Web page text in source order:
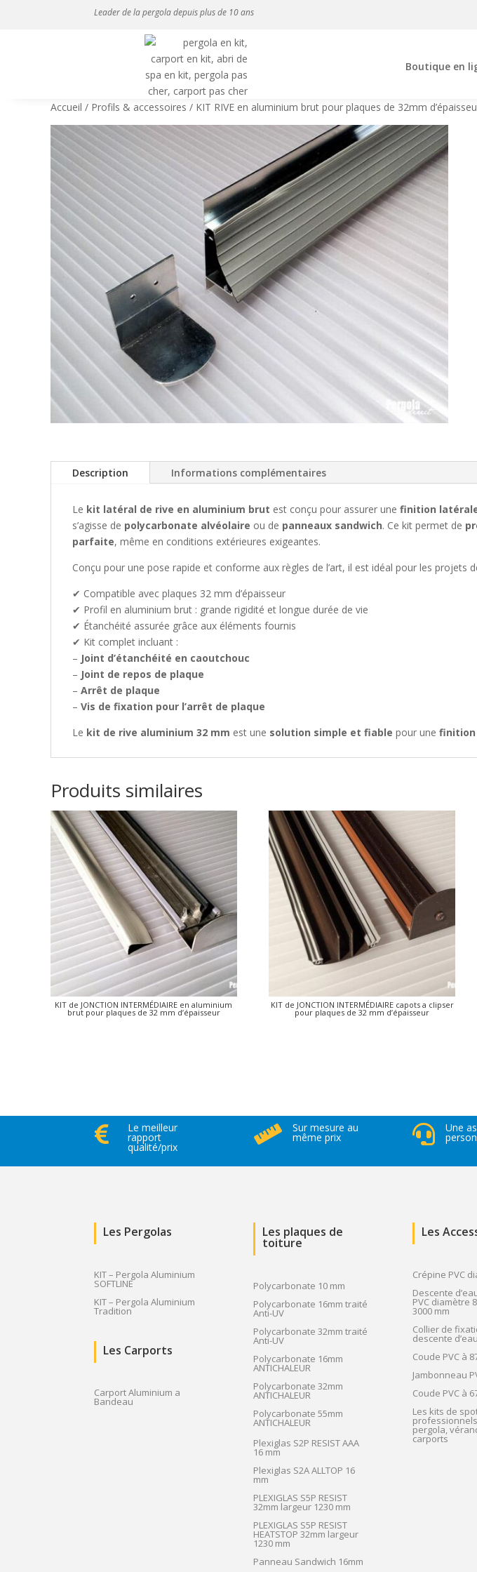
Leader de la pergola depuis plus de 10 ans
Boutique en
Accueil / Profils & accessoires / KIT RIVE en aluminium brut pour plaques de 32mm
Description Informations complémentaires
Le kit latéral de rive en aluminium brut est conçu pour assurer une finition
s’agisse de polycarbonate alvéolaire ou de panneaux sandwich. Ce kit permet de
parfaite, même en conditions extérieures exigeantes.
Conçu pour une pose rapide et conforme aux règles de l’art, il est idéal pour les projets
✔ Compatible avec plaques 32 mm d’épaisseur
✔ Profil en aluminium brut : grande rigidité et longue durée de vie
✔ Étanchéité assurée grâce aux éléments fournis
✔ Kit complet incluant :
– Joint d’étanchéité en caoutchouc
– Joint de repos de plaque
– Arrêt de plaque
– Vis de fixation pour l’arrêt de plaque
Le kit de rive aluminium 32 mm est une solution simple et fiable pour une finition
Produits similaires
KIT de JONCTION INTERMÉDIAIRE en aluminium
brut pour plaques de 32 mm d’épaisseur
KIT de JONCTION INTERMÉDIAIRE capots a clipser
pour plaques de 32 mm d’épaisseur
 Le meilleur
rapport
qualité/prix
 Sur mesure au
même prix  Une
Les Pergolas
KIT – Pergola Aluminium
SOFTLINE
KIT – Pergola Aluminium
Tradition
Les Carports
Carport Aluminium a
Bandeau
Les plaques de
toiture
Polycarbonate 10 mm
Polycarbonate 16mm traité
Anti-UV
Polycarbonate 32mm traité
Anti-UV
Polycarbonate 16mm
ANTICHALEUR
Polycarbonate 32mm
ANTICHALEUR
Polycarbonate 55mm
ANTICHALEUR
Plexiglas S2P RESIST AAA
16 mm
Plexiglas S2A ALLTOP 16
mm
PLEXIGLAS S5P RESIST
32mm largeur 1230 mm
PLEXIGLAS S5P RESIST
HEATSTOP 32mm largeur
1230 mm
Panneau Sandwich 16mm
Les
Crépine PVC
Descente
PVC diamètre
3000 mm
Collier de
descente
Coude PVC à
Jambonneau
Coude PVC à
Les kits de
pergola,
carports